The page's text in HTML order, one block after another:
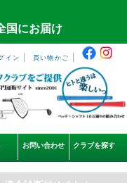
国にお届け
イン 買い物かご
お問い合わせ クラブを探す